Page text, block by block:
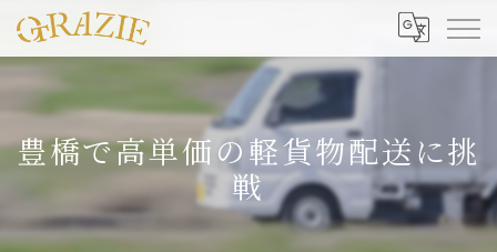
豊橋で高単価の軽貨物配送に挑
戦